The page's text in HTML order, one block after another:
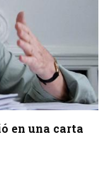
en una carta